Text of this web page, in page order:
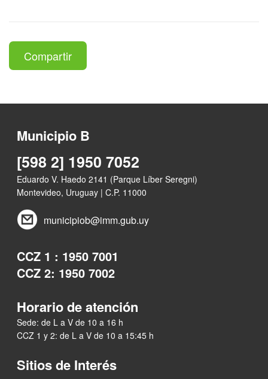
Compartir
Municipio B
[598 2] 1950 7052
Eduardo V. Haedo 2141 (Parque Líber Seregni)
Montevideo, Uruguay | C.P. 11000
municipiob@imm.gub.uy
CCZ 1 : 1950 7001
CCZ 2: 1950 7002
Horario de atención
Sede: de L a V de 10 a 16 h
CCZ 1 y 2: de L a V de 10 a 15:45 h
Sitios de Interés